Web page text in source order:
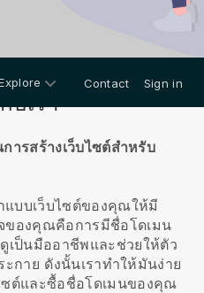
Contact Sign in
บเรา
ารสร้างเว็บไซต์สำหรับ
แบบเว็บไซต์ของคุณให้มี
ของคุณคือการมีชื่อโดเมน
ป็นมืออาชีพและช่วยให้ตัว
กาย ดังนั้นเราทำให้มันง่าย
ซต์และซื้อชื่อโดเมนของคุณ